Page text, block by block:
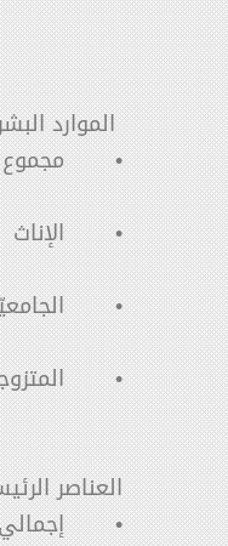
الموارد
•
مجموع
•
الإناث
•
•
العناصر
• إجمالي الموجودات: